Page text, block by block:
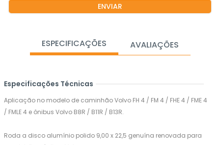
ENVIAR
ESPECIFICAÇÕES AVALIAÇÕES
Especificações Técnicas
Aplicação no modelo de caminhão Volvo FH 4 / FM 4 / FHE 4 / FME 4
/ FMLE 4 e ônibus Volvo B8R / B11R / B13R.
Roda a disco alumínio polido 9,00 x 22,5 genuína renovada para